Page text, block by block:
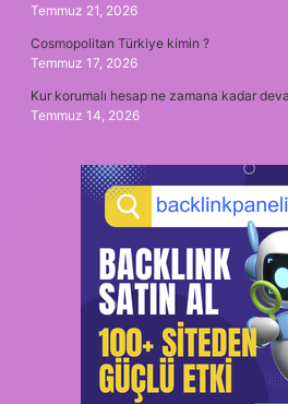
Temmuz 21, 2026
Cosmopolitan Türkiye kimin ?
Temmuz 17, 2026
Kur korumalı hesap ne zamana kadar
Temmuz 14, 2026